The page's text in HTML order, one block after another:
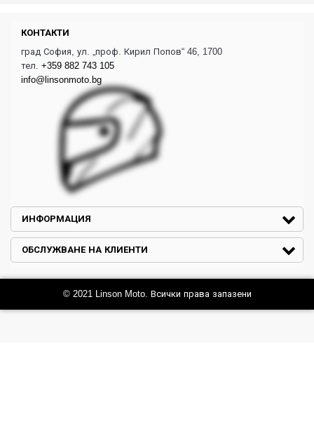
КОНТАКТИ
град София, ул. „проф. Кирил Попов“ 46, 1700
тел. +359 882 743 105
info@linsonmoto.bg
ИНФОРМАЦИЯ
ОБСЛУЖВАНЕ НА КЛИЕНТИ
© 2021 Linson Moto. Всички права запазени